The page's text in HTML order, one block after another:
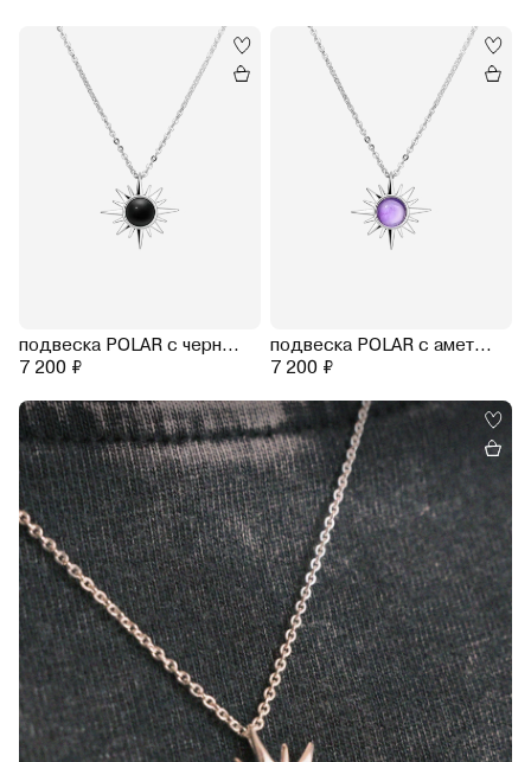
подвеска POLAR с черным ониксом на цепочке 40-45 см (родирование)
7 200 ₽
подвеска POLAR с аметистом на цепочке 40-45 см (родирование)
7 200 ₽